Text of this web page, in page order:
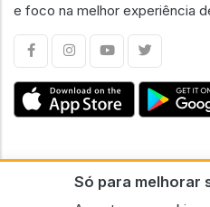
Só para melhorar
e foco na melhor experiência
CNPJ n.º 30.220.458/0001-17 -